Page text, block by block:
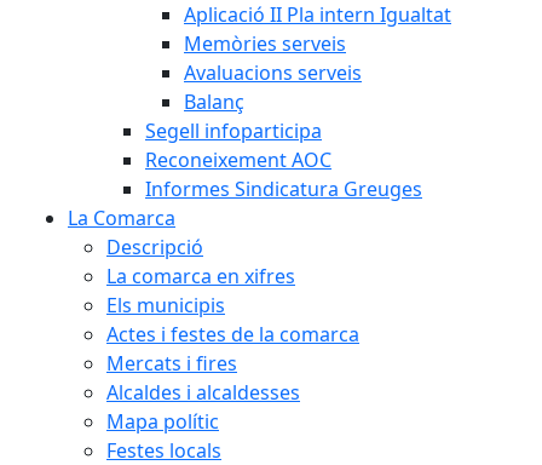
Aplicació II Pla intern Igualtat
Memòries serveis
Avaluacions serveis
Balanç
Segell infoparticipa
Reconeixement AOC
Informes Sindicatura Greuges
La Comarca
Descripció
La comarca en xifres
Els municipis
Actes i festes de la comarca
Mercats i fires
Alcaldes i alcaldesses
Mapa polític
Festes locals